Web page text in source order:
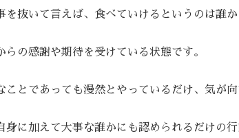
を抜いて言えば、食べていけるというのは誰
らの感謝や期待を受けている状態です。
ことであっても漫然とやっているだけ、気が
身に加えて大事な誰かにも認められるだけの